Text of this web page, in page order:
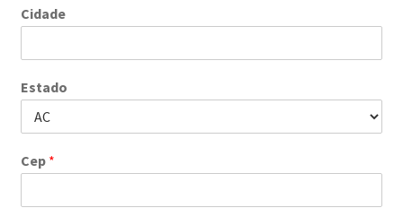
Cidade
Estado
Cep *